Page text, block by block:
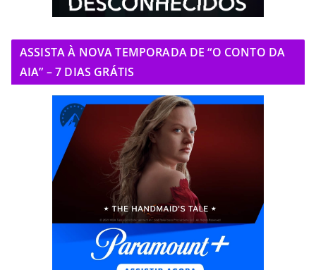
ASSISTA À NOVA TEMPORADA DE “O CONTO DA
AIA” – 7 DIAS GRÁTIS